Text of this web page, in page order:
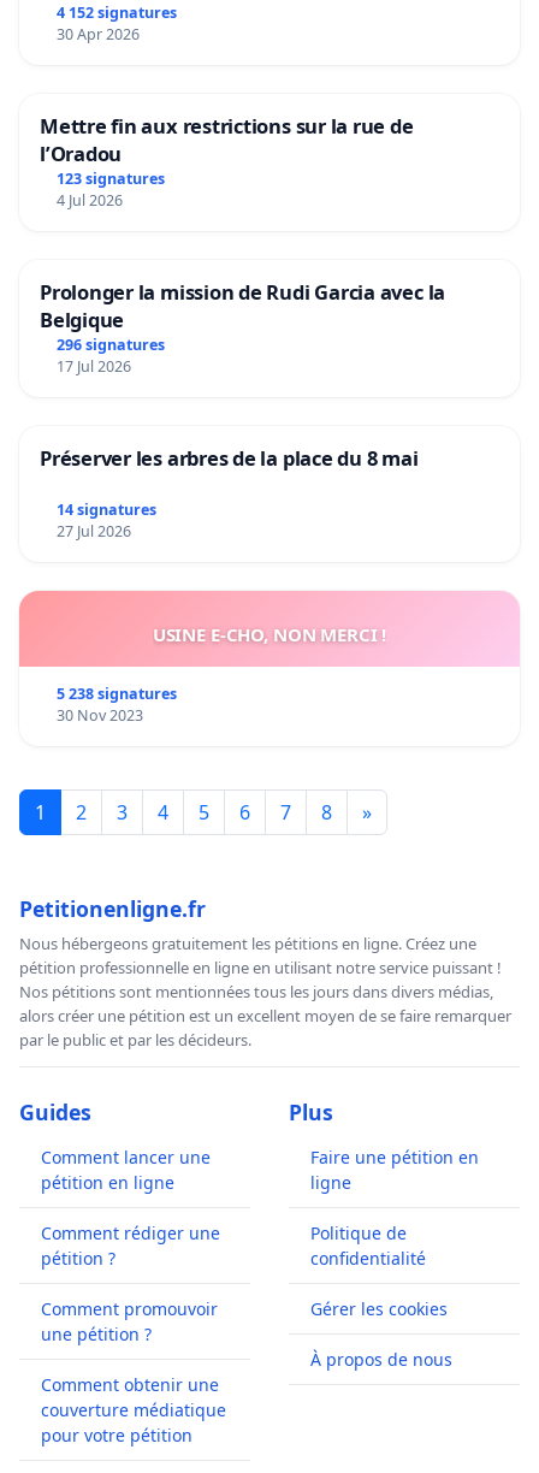
4 152 signatures
30 Apr 2026
Mettre fin aux restrictions sur la rue de
l’Oradou
123 signatures
4 Jul 2026
Prolonger la mission de Rudi Garcia avec la
Belgique
296 signatures
17 Jul 2026
Préserver les arbres de la place du 8 mai
14 signatures
27 Jul 2026
USINE E-CHO, NON MERCI !
5 238 signatures
30 Nov 2023
1 2 3 4 5 6 7 8 »
Petitionenligne.fr
Nous hébergeons gratuitement les pétitions en ligne. Créez une
pétition professionnelle en ligne en utilisant notre service puissant !
Nos pétitions sont mentionnées tous les jours dans divers médias,
alors créer une pétition est un excellent moyen de se faire remarquer
par le public et par les décideurs.
Guides
Comment lancer une
pétition en ligne
Comment rédiger une
pétition ?
Comment promouvoir
une pétition ?
Comment obtenir une
couverture médiatique
pour votre pétition
Plus
Faire une pétition en
ligne
Politique de
confidentialité
Gérer les cookies
À propos de nous